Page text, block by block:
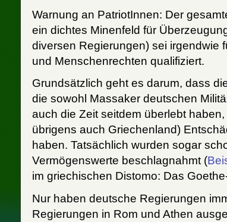
Warnung an PatriotInnen: Der
ein dichtes Minenfeld für
diversen Regierungen) sei irgendwie
und Menschenrechten qualifiziert.
Grundsätzlich geht es darum, dass
die sowohl Massaker deutschen
auch die Zeit seitdem überlebt
übrigens auch Griechenland)
haben. Tatsächlich wurden sogar
Vermögenswerte beschlagnahmt (
im griechischen Distomo: Das
Nur haben deutsche Regierungen
Regierungen in Rom und Athen